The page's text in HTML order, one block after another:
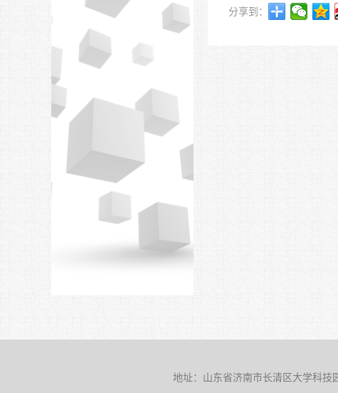
分享到：
地址：山东省济南市长清区大学科